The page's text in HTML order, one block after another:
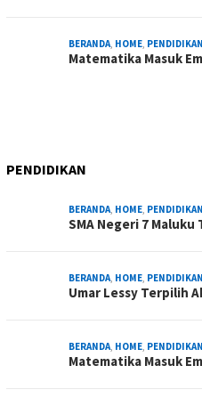
BERANDA, HOME, PENDIDIKAN
Matematika Masuk
PENDIDIKAN
BERANDA, HOME, PENDIDIKAN
SMA Negeri 7
BERANDA, HOME, PENDIDIKAN
Umar Lessy Terpilih
BERANDA, HOME, PENDIDIKAN
Matematika Masuk